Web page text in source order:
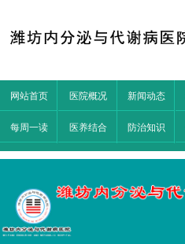
网站首页 医院概况 新闻动态
每周一读 医养结合 防治知识